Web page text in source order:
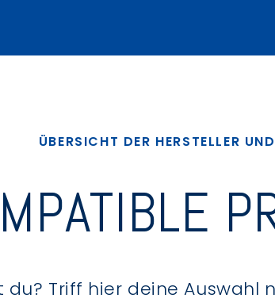
ÜBERSICHT DER HERSTELLER
du? Triff hier deine